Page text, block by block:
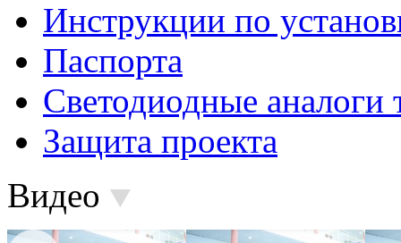
Инструкции по
Паспорта
Светодиодные аналоги
Защита проекта
Видео